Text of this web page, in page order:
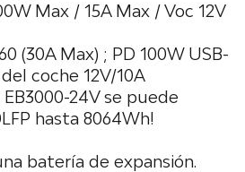
Max / 15A Max / Voc 12V
(30A Max) ; PD 100W USB-
coche 12V/10A
24V se puede
hasta 8064Wh!
batería de expansión.